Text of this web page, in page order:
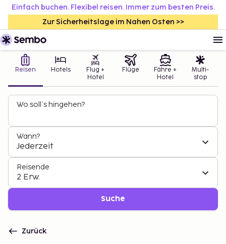
Einfach buchen. Flexibel reisen. Immer zum besten Preis.
Zur Sicherheitslage im Nahen Osten >>
Reisen Hotels
Flug +
Hotel
Flüge
Fähre +
Hotel
Multi-
stop
Wo soll’s hingehen?
Wann?
Jederzeit
Reisende
2 Erw.
Suche
Zurück